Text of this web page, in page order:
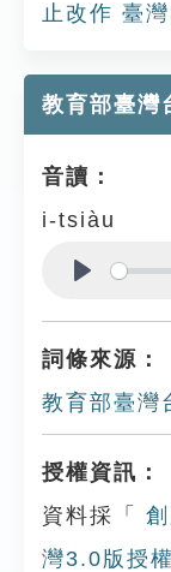
止改作 臺
教育部臺灣
音讀：
i-tsiàu
詞條來源：
教育部臺灣
授權資訊：
資料採「
灣3.0版授